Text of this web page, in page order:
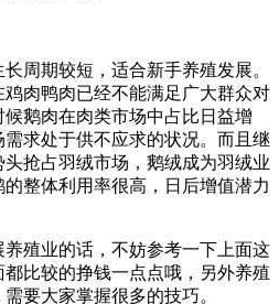
周期较短，适合新手养殖发展。
肉鸭肉已经不能满足广大群众对
鹅肉在肉类市场中占比日益增
求处于供不应求的状况。而且继
抢占羽绒市场，鹅绒成为羽绒业
整体利用率很高，日后增值潜力
殖业的话，不妨参考一下上面这
比较的挣钱一点点哦，另外养殖
要大家掌握很多的技巧。